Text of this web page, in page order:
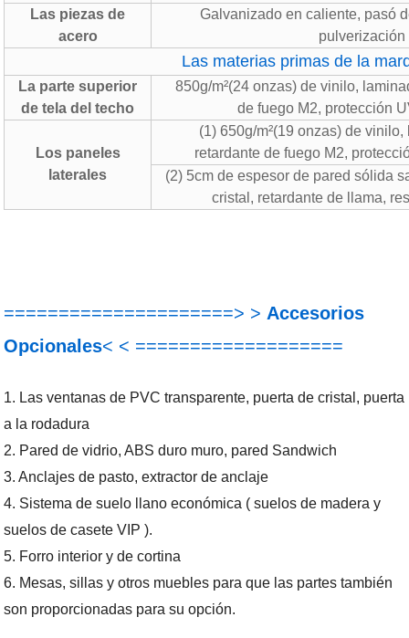
Las piezas de
acero
Galvanizado en caliente, pasó
Las materias primas de la
La parte superior
de tela del techo
850g/m²(24 onzas) de vinilo,
de fuego M2, protección
Los paneles
laterales
(1) 650g/m²(19 onzas) de
retardante de fuego M2,
(2) 5cm de espesor de pared sólida
cristal, retardante de llama,
=====================> > Accesorios
Opcionales< < ===================
1. Las ventanas de PVC transparente, puerta de cristal, puerta
a la rodadura
2. Pared de vidrio, ABS duro muro, pared Sandwich
3. Anclajes de pasto, extractor de anclaje
4. Sistema de suelo llano económica ( suelos de madera y
suelos de casete VIP ).
5. Forro interior y de cortina
6. Mesas, sillas y otros muebles para que las partes también
son proporcionadas para su opción.